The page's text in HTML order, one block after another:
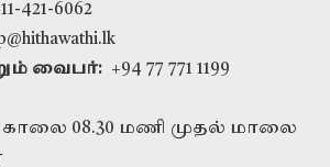
421-6062
வைபர்: +94 77 771 1199
08.30 மணி முதல் மாலை